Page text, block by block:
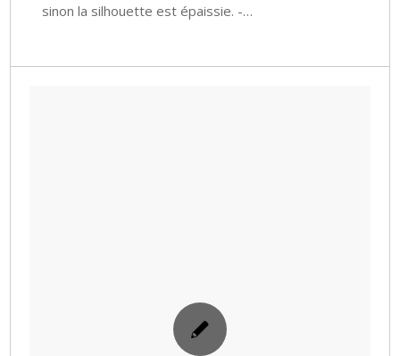
sinon la silhouette est épaissie. -…